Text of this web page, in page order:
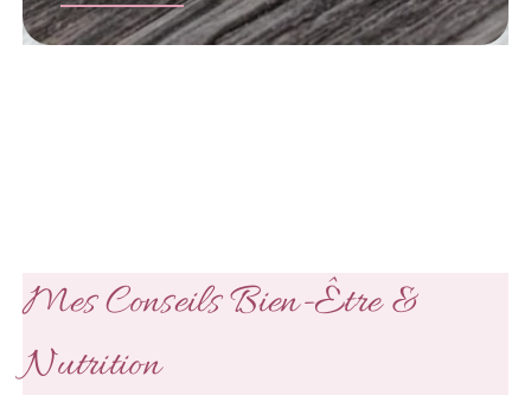
Mes Conseils Bien-Être &
Nutrition